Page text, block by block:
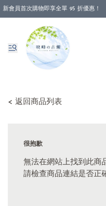
新會員首次購物即享全單 95 折優惠！
消費即享全單 88 折優惠！
< 返回商品列表
很抱歉
無法在網站上找到此商
請檢查商品連結是否正